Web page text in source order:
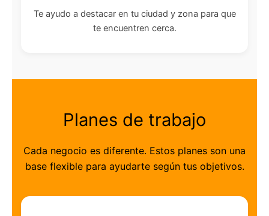
Te ayudo a destacar en tu ciudad y zona para que
te encuentren cerca.
Planes de trabajo
Cada negocio es diferente. Estos planes son una
base flexible para ayudarte según tus objetivos.